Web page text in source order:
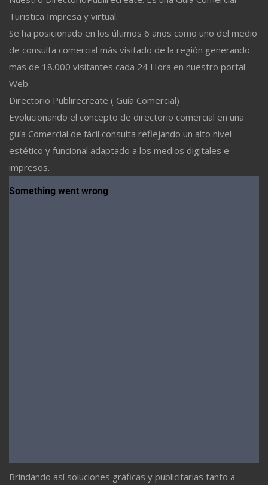
Turistica Impresa y virtual.
Se ha posicionado en los últimos 6 años como uno del medio
de consulta comercial más visitado de la región generando
mas de 18.000 visitantes cada 24 Hora en nuestro portal
Web.
Directorio Publirecreate ( Guía Comercial)
Evolucionando el concepto de directorio comercial en una
guía Comercial de fácil consulta reflejando un alto nivel
estético y funcional adaptado a los medios digitales e
impresos.
Brindando así soluciones gráficas y publicitarias tanto a